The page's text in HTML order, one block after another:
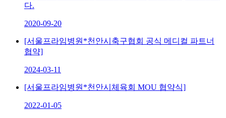
다.
2020-09-20
[서울프라임병원*천안시축구협회 공식 메디컬 파트너
협약]
2024-03-11
[서울프라임병원*천안시체육회 MOU 협약식]
2022-01-05